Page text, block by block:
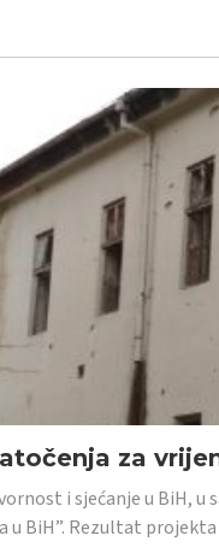
za
i sjećanje u BiH,
u BiH”. Rezultat